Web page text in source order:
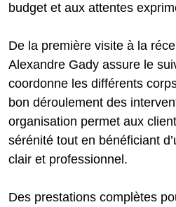
budget et aux attentes
De la première visite à la
Alexandre Gady assure le
coordonne les différents
bon déroulement des
organisation permet aux
sérénité tout en bénéficiant
clair et professionnel.
Des prestations complètes